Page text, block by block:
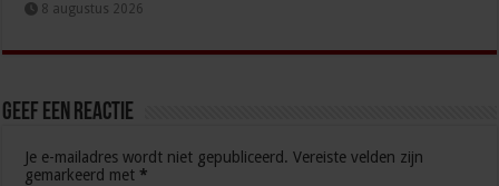
8 augustus 2026
Geef een reactie
Je e-mailadres wordt niet gepubliceerd. Vereiste velden zijn
gemarkeerd met *